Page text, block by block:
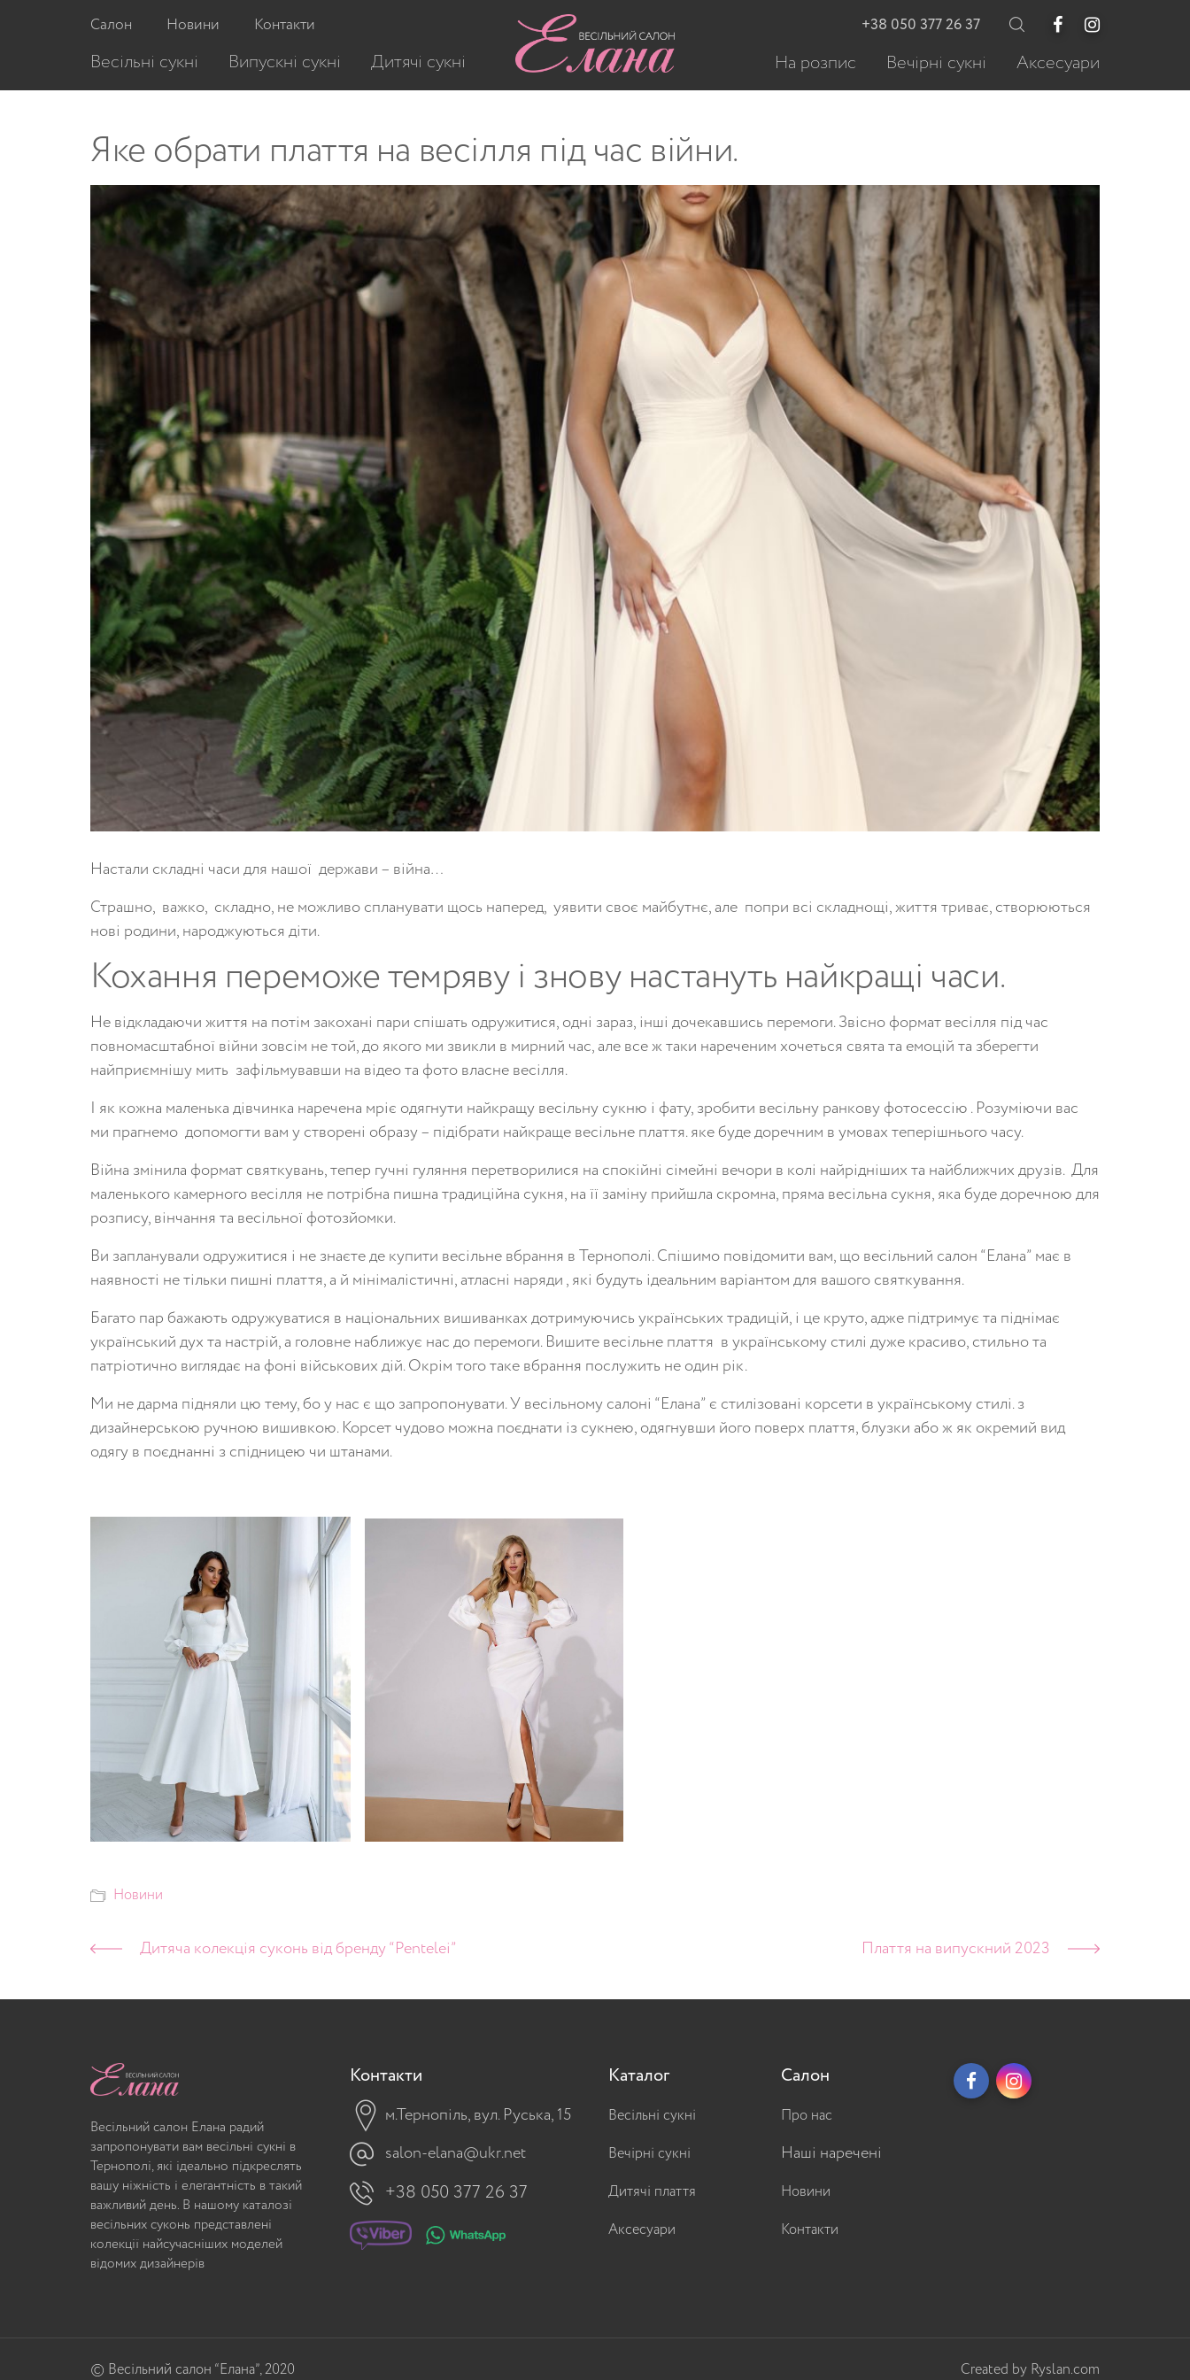
Салон Новини Контакти
Весільні сукні Випускні сукні Дитячі сукні
+38 050 377 26 37
На розпис Вечірні сукні Аксесуари
Яке обрати плаття на весілля під час війни.
Настали складні часи для нашої держави – війна…
Страшно, важко, складно, не можливо спланувати щось наперед, уявити своє майбутнє, але попри всі складнощі, життя триває, створюються
нові родини, народжуються діти.
Кохання переможе темряву і знову настануть найкращі часи.
Не відкладаючи життя на потім закохані пари спішать одружитися, одні зараз, інші дочекавшись перемоги. Звісно формат весілля під час
повномасштабної війни зовсім не той, до якого ми звикли в мирний час, але все ж таки нареченим хочеться свята та емоцій та зберегти
найприємнішу мить зафільмувавши на відео та фото власне весілля.
І як кожна маленька дівчинка наречена мріє одягнути найкращу весільну сукню і фату, зробити весільну ранкову фотосессію . Розуміючи вас
ми прагнемо допомогти вам у створені образу – підібрати найкраще весільне плаття. яке буде доречним в умовах теперішнього часу.
Війна змінила формат святкувань, тепер гучні гуляння перетворилися на спокійні сімейні вечори в колі найрідніших та найближчих друзів. Для
маленького камерного весілля не потрібна пишна традиційна сукня, на її заміну прийшла скромна, пряма весільна сукня, яка буде доречною для
розпису, вінчання та весільної фотозйомки.
Ви запланували одружитися і не знаєте де купити весільне вбрання в Тернополі. Спішимо повідомити вам, що весільний салон “Елана” має в
наявності не тільки пишні плаття, а й мінімалістичні, атласні наряди , які будуть ідеальним варіантом для вашого святкування.
Багато пар бажають одружуватися в національних вишиванках дотримуючись українських традицій, і це круто, адже підтримує та піднімає
український дух та настрій, а головне наближує нас до перемоги. Вишите весільне плаття в українському стилі дуже красиво, стильно та
патріотично виглядає на фоні військових дій. Окрім того таке вбрання послужить не один рік.
Ми не дарма підняли цю тему, бо у нас є що запропонувати. У весільному салоні “Елана” є стилізовані корсети в українському стилі. з
дизайнерською ручною вишивкою. Корсет чудово можна поєднати із сукнею, одягнувши його поверх плаття, блузки або ж як окремий вид
одягу в поєднанні з спідницею чи штанами.
Новини
Дитяча колекція суконь від бренду “Pentelei” Плаття на випускний 2023
Весільний салон Елана радий
запропонувати вам весільні сукні в
Тернополі, які ідеально підкреслять
вашу ніжність і елегантність в такий
важливий день. В нашому каталозі
весільних суконь представлені
колекції найсучасніших моделей
відомих дизайнерів
Контакти
м.Тернопіль, вул. Руська, 15
salon-elana@ukr.net
+38 050 377 26 37
Каталог
Весільні сукні
Вечірні сукні
Дитячі плаття
Аксесуари
Салон
Про нас
Наші наречені
Новини
Контакти
© Весільний салон “Елана”, 2020 Created by Ryslan.com